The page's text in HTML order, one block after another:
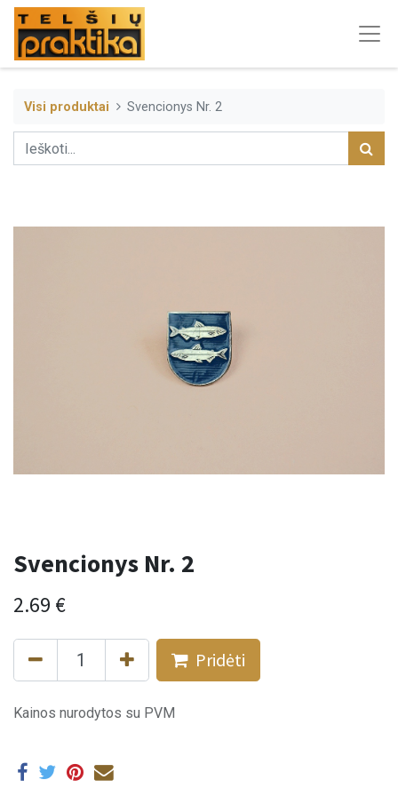
Visi produktai Svencionys Nr. 2
Svencionys Nr. 2
2.69 €
Pridėti
Kainos nurodytos su PVM